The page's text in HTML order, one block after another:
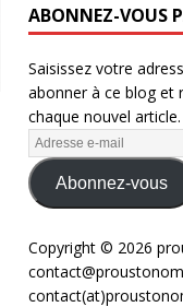
ABONNEZ-VOUS
Saisissez votre
abonner à ce blog et
chaque nouvel article.
Abonnez-vous
Copyright © 2026